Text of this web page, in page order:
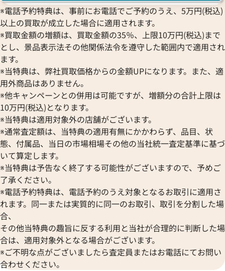
2026年4月17日時点 2026年6月17日時
シャネル ネックレス
参考買取価格
43,000 円
2026年4月17日時点
シャネル ネックレ
参考買取価格
33,000円
2026年4月17日時
※電話予約特典は、事前にお電話でご予約のうえ、5万円(税込)
以上の買取が成立した場合に適用されます。
※買取金額の増額は、買取金額の35％、上限10万円(税込)まで
とし、景品表示法その他関係法令を遵守した範囲内で適用され
ます。
※当特典は、弊社買取価格からの金額UPになります。また、適
用外商品はありません。
※他キャンペーンとの併用は可能ですが、増額分の合計上限は
10万円(税込)となります。
※当特典は適用対象外の店舗がございます。
※通常査定額は、当特典の適用有無にかかわらず、品目、状
態、付属品、当日の市場相場その他の当社統一査定基準に基づ
いて算定します。
※当特典は予告なく終了する可能性がございますので、予めご
了承ください。
※電話予約特典は、電話予約のうえ対象となるお取引に適用さ
れます。同一または実質的に同一のお取引、取引を分割した場
合、
その他当特典の趣旨に反する利用と当社が合理的に判断した場
合は、適用対象外となる場合がございます。
※ご不明な点がございましたら査定員またはお電話にてお問い
合わせください。